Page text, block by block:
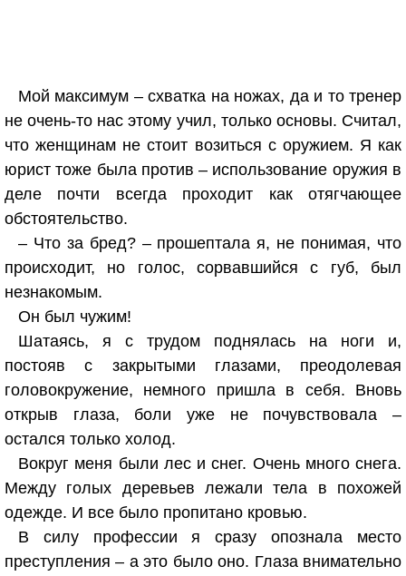
Мой максимум – схватка на ножах, да и то тренер
не очень-то нас этому учил, только основы. Считал,
что женщинам не стоит возиться с оружием. Я как
юрист тоже была против – использование оружия в
деле почти всегда проходит как отягчающее
обстоятельство.
– Что за бред? – прошептала я, не понимая, что
происходит, но голос, сорвавшийся с губ, был
незнакомым.
Он был чужим!
Шатаясь, я с трудом поднялась на ноги и,
постояв с закрытыми глазами, преодолевая
головокружение, немного пришла в себя. Вновь
открыв глаза, боли уже не почувствовала –
остался только холод.
Вокруг меня были лес и снег. Очень много снега.
Между голых деревьев лежали тела в похожей
одежде. И все было пропитано кровью.
В силу профессии я сразу опознала место
преступления – а это было оно. Глаза внимательно